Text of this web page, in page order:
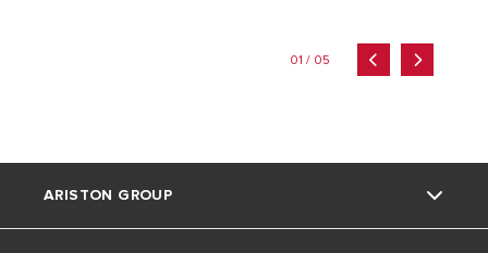
01 / 05
ARISTON GROUP